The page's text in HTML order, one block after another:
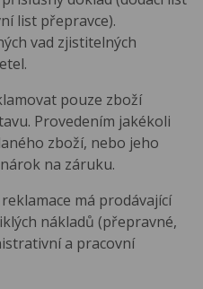
list přepravce).
vad zjistitelných
pouze zboží
Provedením jakékoli
zboží, nebo jeho
na záruku.
má prodávající
nákladů (přepravné,
a pracovní